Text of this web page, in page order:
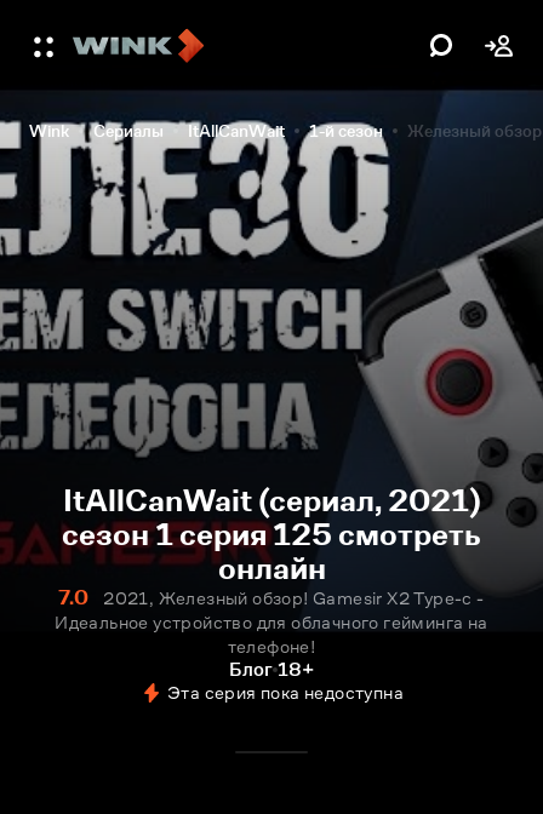
Wink Сериалы ItAllCanWait 1-й сезон Железный
ItAllCanWait (сериал, 2021)
сезон 1 серия 125 смотреть
онлайн
7.0
2021, Железный обзор! Gamesir X2 Type-c -
Идеальное устройство для облачного гейминга на
телефоне!
Блог 18+
Эта серия пока недоступна